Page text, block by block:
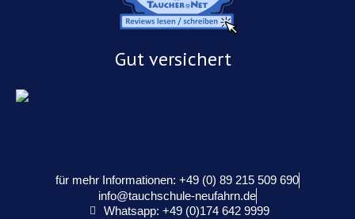
Gut versichert
für mehr Informationen: +49 (0) 89 215 509 690
info@tauchschule-neufahrn.de
Whatsapp: +49 (0)174 642 9999